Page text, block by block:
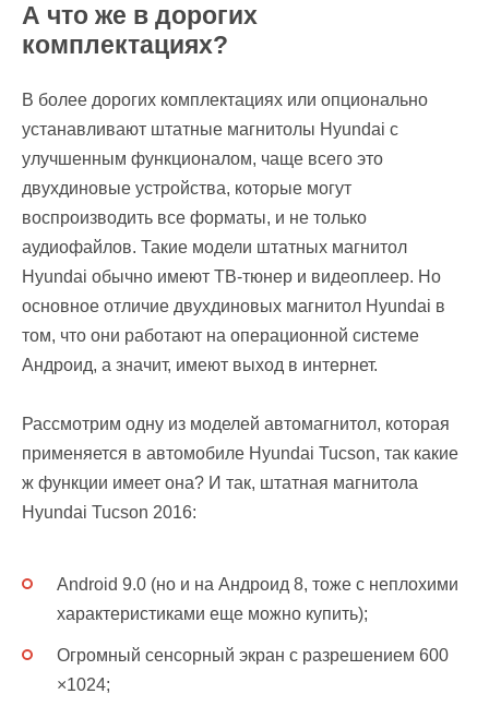
А что же в дорогих
комплектациях?
В более дорогих комплектациях или опционально
устанавливают штатные магнитолы Hyundai с
улучшенным функционалом, чаще всего это
двухдиновые устройства, которые могут
воспроизводить все форматы, и не только
аудиофайлов. Такие модели штатных магнитол
Hyundai обычно имеют ТВ-тюнер и видеоплеер. Но
основное отличие двухдиновых магнитол Hyundai в
том, что они работают на операционной системе
Андроид, а значит, имеют выход в интернет.
Рассмотрим одну из моделей автомагнитол, которая
применяется в автомобиле Hyundai Tucson, так какие
ж функции имеет она? И так, штатная магнитола
Hyundai Tucson 2016:
Android 9.0 (но и на Андроид 8, тоже с неплохими
характеристиками еще можно купить);
Огромный сенсорный экран с разрешением 600
×1024;